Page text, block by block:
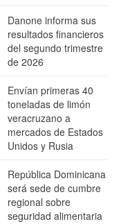
Danone informa sus
resultados financieros
del segundo trimestre
de 2026
Envían primeras 40
toneladas de limón
veracruzano a
mercados de Estados
Unidos y Rusia
República Dominicana
será sede de cumbre
regional sobre
seguridad alimentaria